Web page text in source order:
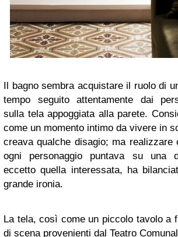
Il bagno sembra acquistare il ruolo di
tempo seguito attentamente dai
sulla tela appoggiata alla parete.
come un momento intimo da vivere in
creava qualche disagio; ma realizzare
ogni personaggio puntava su una
eccetto quella interessata, ha
grande ironia.
La tela, così come un piccolo tavolo a
di scena provenienti dal Teatro